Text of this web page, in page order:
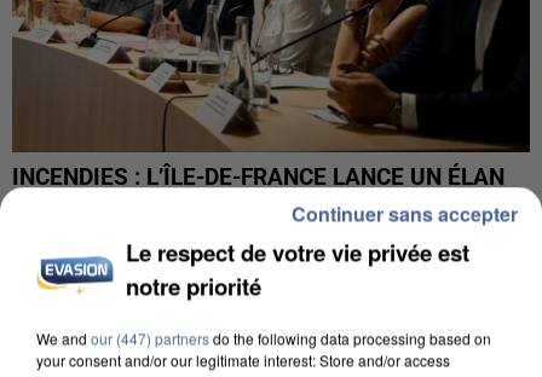
INCENDIES : L’ÎLE-DE-FRANCE LANCE UN ÉLAN
DE SOLIDARITÉ AVEC LES...
Le respect de votre vie privée est
notre priorité
We and our (447) partnersdo the following data processing based on
your consent and/or our legitimate interest: Store and/or access
Continuer sans accepter